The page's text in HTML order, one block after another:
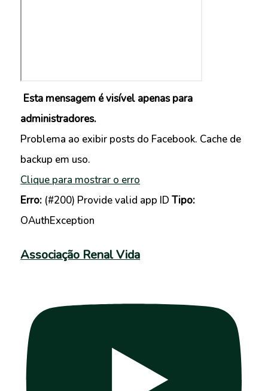
Esta mensagem é visível apenas para
administradores.
Problema ao exibir posts do Facebook. Cache de
backup em uso.
Clique para mostrar o erro
Erro: (#200) Provide valid app IDTipo:
OAuthException
Associação Renal Vida